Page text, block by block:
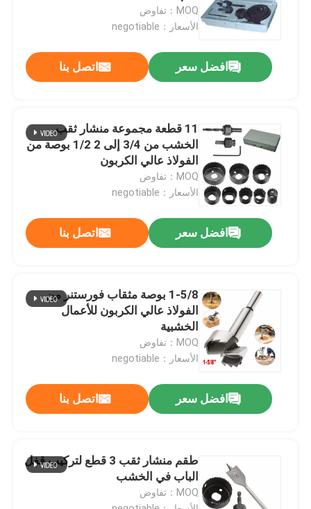
منتجات
معلومات عنا
جولة في المعمل
اتصل بنا
أخبار
اطلب اقتباس
مثقاب الماسونية
MOQ：تفاوض
الأسعار：negotiable
افضل سعر اتصل بنا
11 قطعة مجموعة منشار ثقب
الخشب من 3/4 إلى 2 1/2 بوصة من
الفولاذ عالي الكربون
MOQ：تفاوض
الأسعار：negotiable
افضل سعر اتصل بنا
1-5/8 بوصة مثقاب فورستنر من
الفولاذ عالي الكربون للأعمال
الخشبية
MOQ：تفاوض
الأسعار：negotiable
افضل سعر اتصل بنا
طقم منشار ثقب 3 قطع لتركيب قفل
الباب في الخشب
MOQ：تفاوض